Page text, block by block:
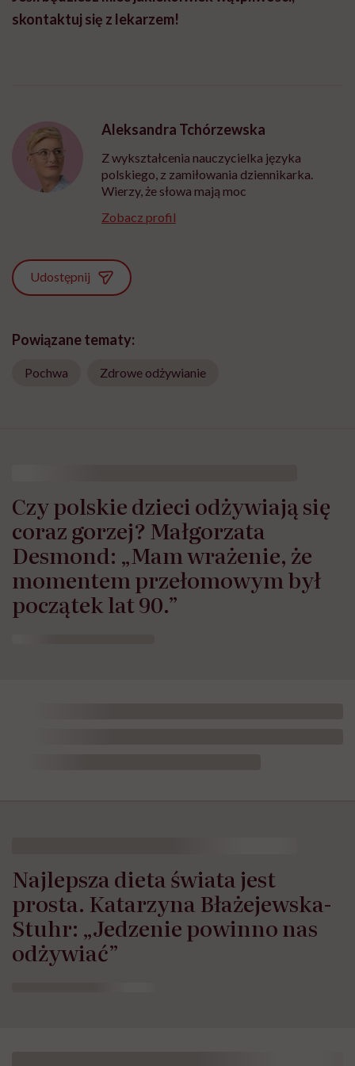
skontaktuj się z lekarzem!
Aleksandra Tchórzewska
Z wykształcenia nauczycielka języka
polskiego, z zamiłowania dziennikarka.
Wierzy, że słowa mają moc
Zobacz profil
Udostępnij
Powiązane tematy:
Pochwa Zdrowe odżywianie
Czy polskie dzieci odżywiają się
coraz gorzej? Małgorzata
Desmond: „Mam wrażenie, że
momentem przełomowym był
początek lat 90.”
Najlepsza dieta świata jest
prosta. Katarzyna Błażejewska-
Stuhr: „Jedzenie powinno nas
odżywiać”